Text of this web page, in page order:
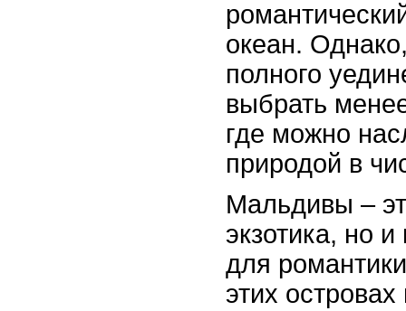
океан.
полного
выбрать
где можно
природой в
Мальдивы –
экзотика, но
для
этих